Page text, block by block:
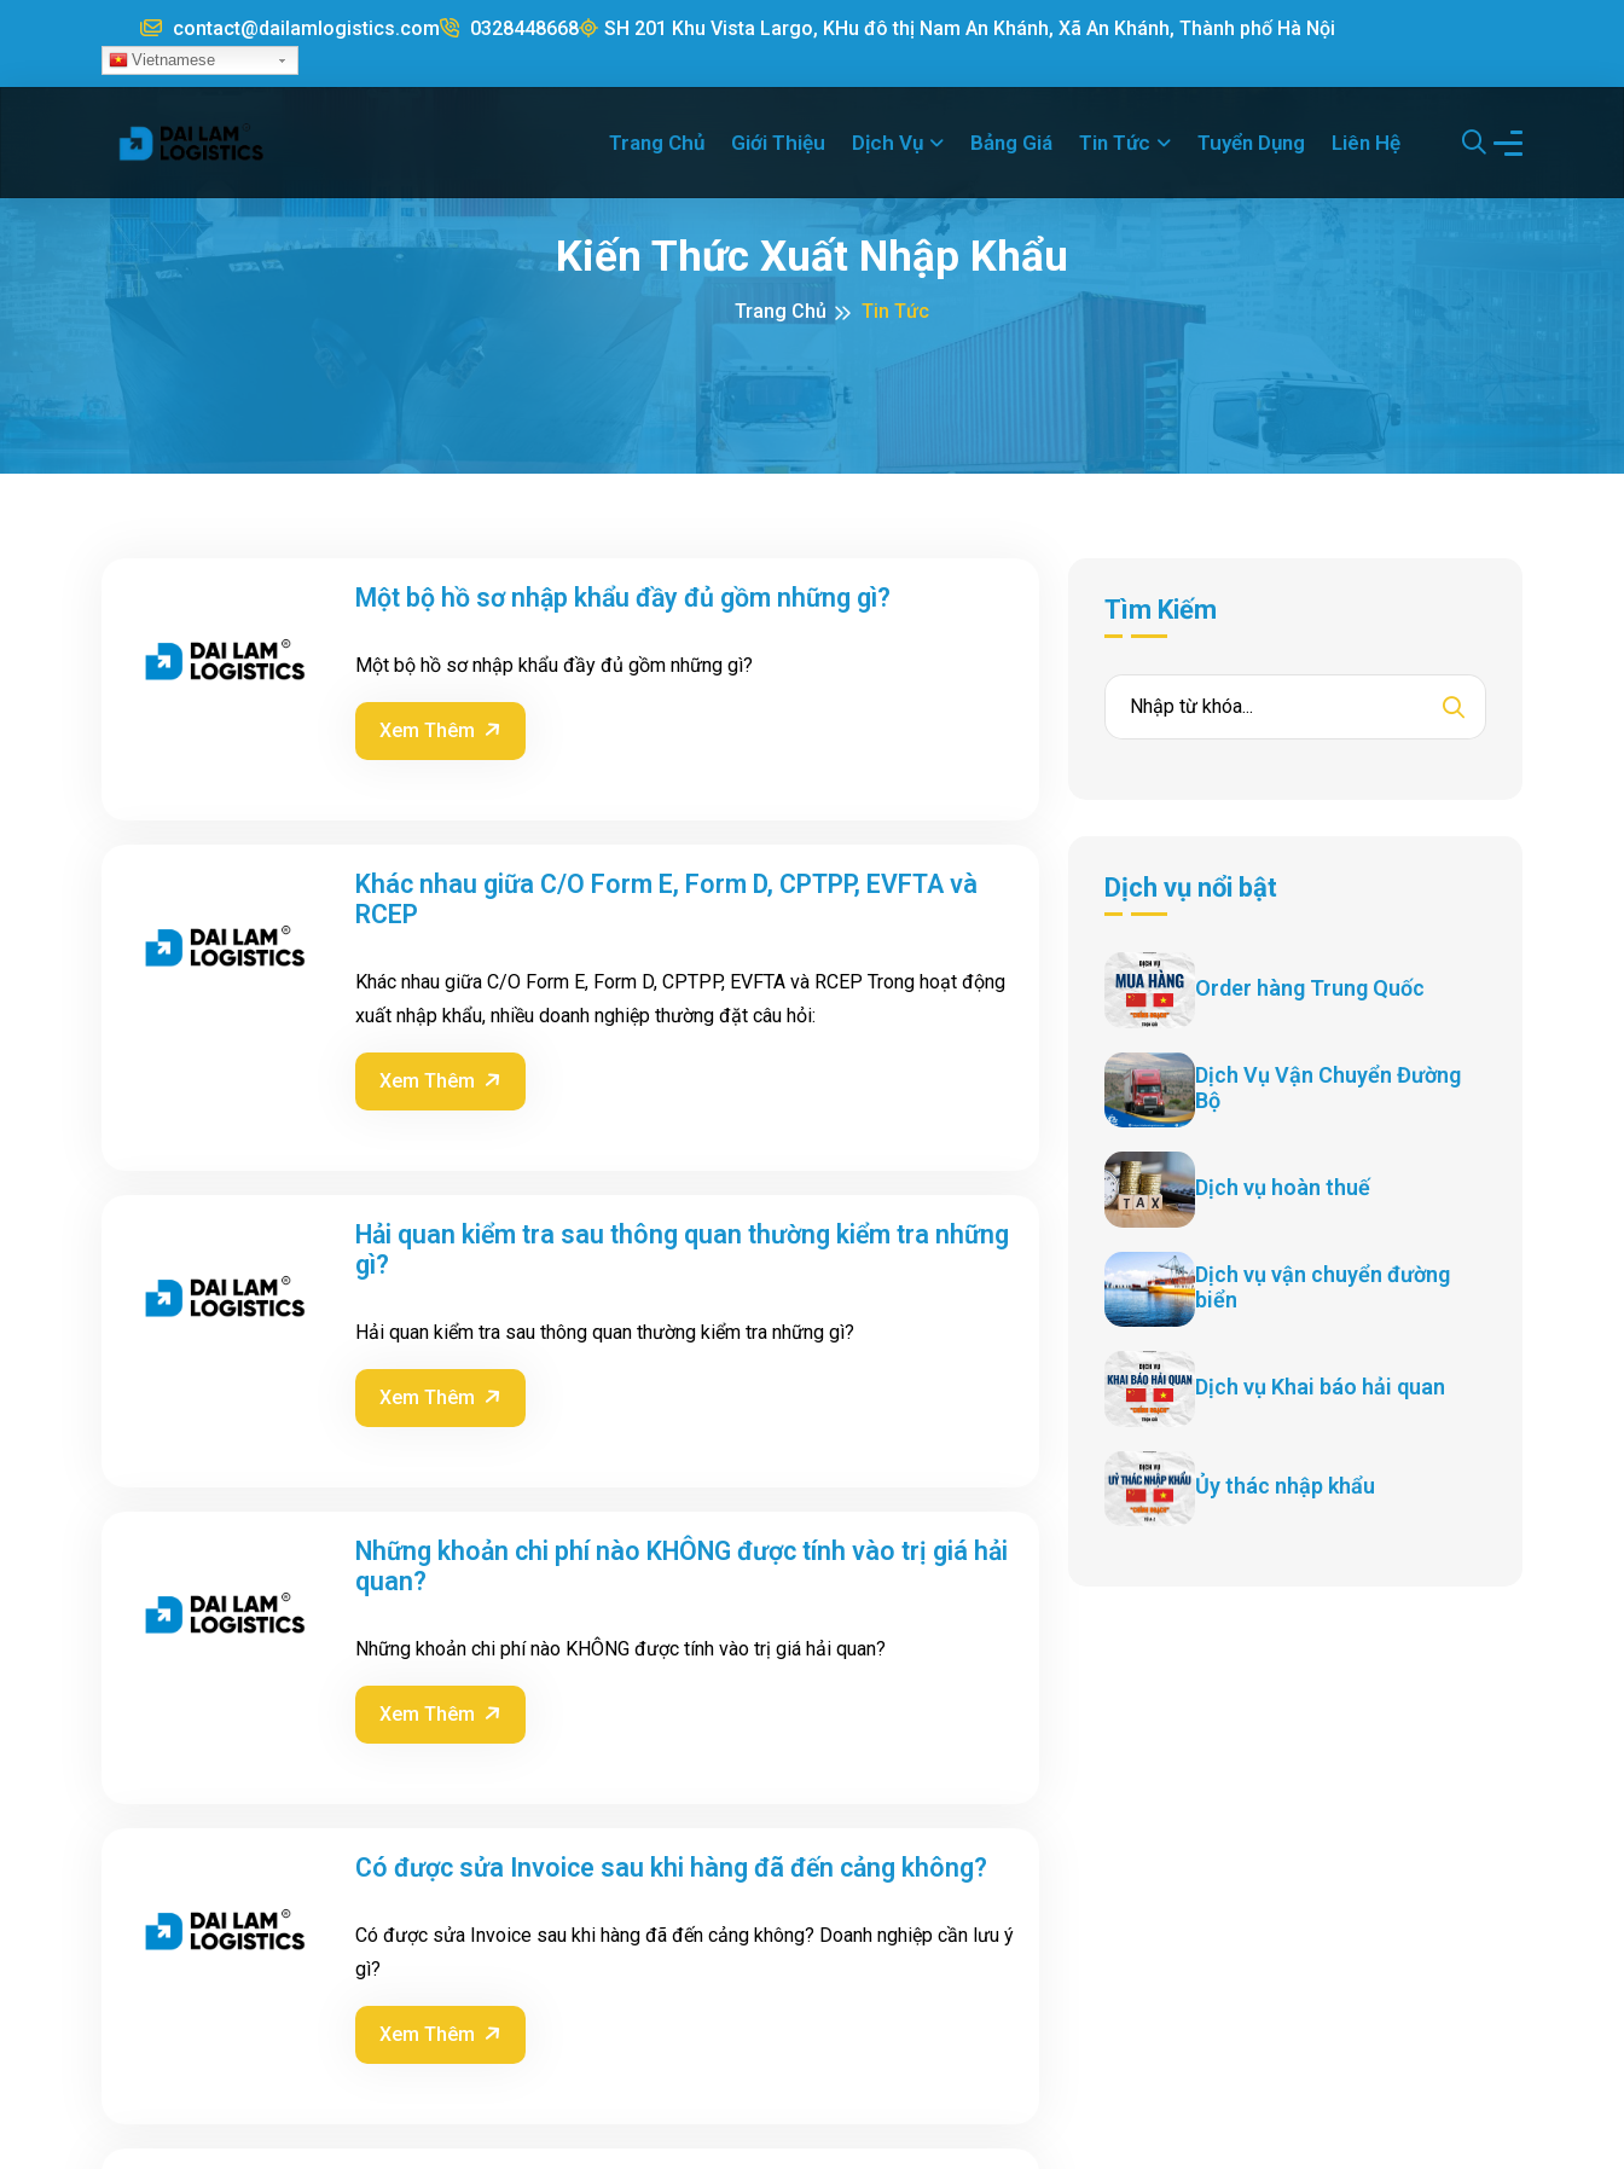
Nhảy đến nội dung
contact@dailamlogistics.com 0328448668 SH 201 Khu Vista Largo, KHu đô thị Nam An Khánh, Xã An Khánh, Thành phố Hà Nội
Vietnamese
Trang Chủ Giới Thiệu Dịch Vụ Bảng Giá Tin Tức Tuyển Dụng Liên Hệ
Kiến Thức Xuất Nhập Khẩu
Trang Chủ Tin Tức
Một bộ hồ sơ nhập khẩu đầy đủ gồm những gì?
Một bộ hồ sơ nhập khẩu đầy đủ gồm những gì?
Xem Thêm
Khác nhau giữa C/O Form E, Form D, CPTPP, EVFTA và
RCEP
Khác nhau giữa C/O Form E, Form D, CPTPP, EVFTA và RCEP Trong hoạt động
xuất nhập khẩu, nhiều doanh nghiệp thường đặt câu hỏi:
Xem Thêm
Hải quan kiểm tra sau thông quan thường kiểm tra những
gì?
Hải quan kiểm tra sau thông quan thường kiểm tra những gì?
Xem Thêm
Những khoản chi phí nào KHÔNG được tính vào trị giá hải
quan?
Những khoản chi phí nào KHÔNG được tính vào trị giá hải quan?
Xem Thêm
Có được sửa Invoice sau khi hàng đã đến cảng không?
Có được sửa Invoice sau khi hàng đã đến cảng không? Doanh nghiệp cần lưu ý
gì?
Xem Thêm
Tìm Kiếm
Dịch vụ nổi bật
Order hàng Trung Quốc
Dịch Vụ Vận Chuyển Đường
Bộ
Dịch vụ hoàn thuế
Dịch vụ vận chuyển đường
biển
Dịch vụ Khai báo hải quan
Ủy thác nhập khẩu